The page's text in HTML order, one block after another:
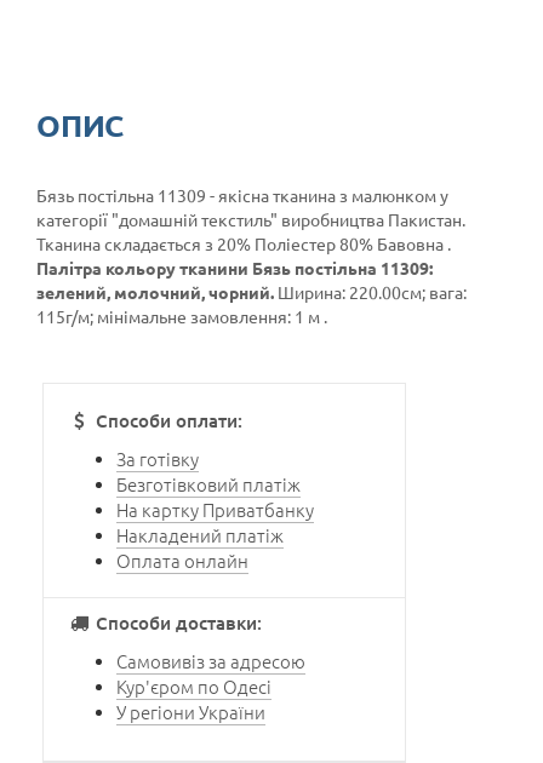
ОПИС
Бязь постільна 11309 - якісна тканина з малюнком у
категорії "домашній текстиль" виробництва Пакистан.
Тканина складається з 20% Поліестер 80% Бавовна .
Палітра кольору тканини Бязь постільна 11309:
зелений, молочний, чорний. Ширина: 220.00см; вага:
115г/м; мінімальне замовлення: 1 м .
Способи оплати:
За готівку
Безготівковий платіж
На картку Приватбанку
Накладений платіж
Оплата онлайн
Способи доставки:
Самовивіз за адресою
Кур'єром по Одесі
У регіони України